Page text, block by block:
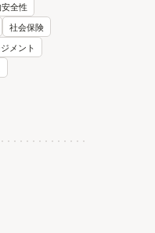
全性
社会保険
メント